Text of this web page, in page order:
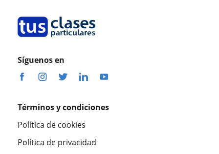
Síguenos en
Términos y condiciones
Política de cookies
Política de privacidad